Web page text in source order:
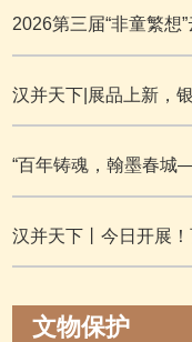
2026第三届“非童繁想”
汉并天下|展品上新，
“百年铸魂，翰墨春
汉并天下丨今日开展
文物保护